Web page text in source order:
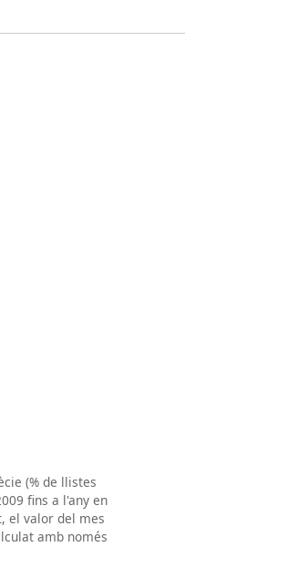
(% de llistes
fins a l'any en
el valor del mes
amb només